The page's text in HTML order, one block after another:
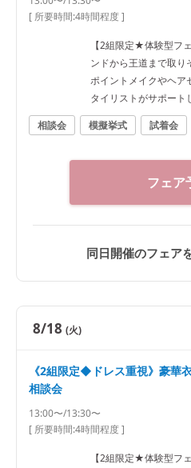
[ 所要時間:4時間程度]
【2組限定★体験型フ
ンドから王道まで取り
ポイントメイクやヘア
タイリストがサポート
相談会
模擬挙式 試着会
フェア
同日開催のフェア
8/18 (火)
《2組限定◆ドレス重視》豪華
相談会
13:00〜/13:30〜
[ 所要時間:4時間程度]
【2組限定★体験型フ